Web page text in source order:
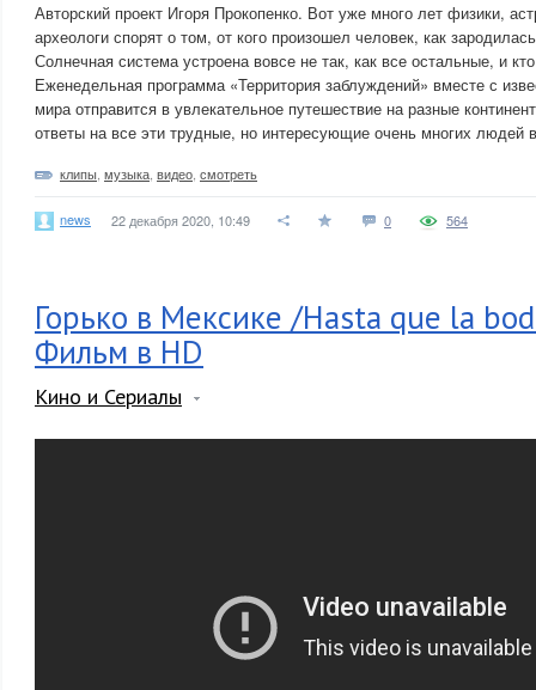
Авторский проект Игоря Прокопенко. Вот уже много лет физики,
археологи спорят о том, от кого произошел человек, как
Солнечная система устроена вовсе не так, как все остальные, и
Еженедельная программа «Территория заблуждений» вместе с
мира отправится в увлекательное путешествие на разные
ответы на все эти трудные, но интересующие очень многих людей
клипы музыка видео смотреть
news 22 декабря 2020, 10:49 0 564
Горько в Мексике /Hasta que la
Фильм в HD
Кино и Сериалы